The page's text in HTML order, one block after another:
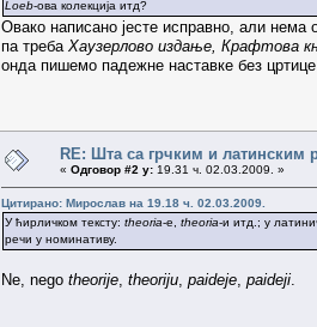
Loeb-ова колекција итд?
Овако написано јесте исправно, али
па треба Хаузерлово издање, Крафтова
онда пишемо падежне наставке без
RE: Шта са грчким и латинским
« Одговор #2 у: 19.31 ч. 02.03.2009. »
Цитирано: Мирослав на 19.18 ч. 02.03.2009.
У ћирличком тексту: theoria-е, theoria-и итд.; у
речи у номинативу.
Ne, nego theorije theoriju paideje paideji